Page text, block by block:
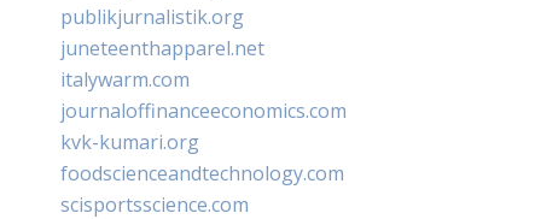
publikjurnalistik.org
juneteenthapparel.net
italywarm.com
journaloffinanceeconomics.com
kvk-kumari.org
foodscienceandtechnology.com
scisportsscience.com